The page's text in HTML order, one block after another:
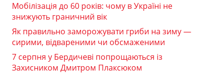
Мобілізація до 60 років: чому в Україні не
знижують граничний вік
Як правильно заморожувати гриби на зиму —
сирими, відвареними чи обсмаженими
7 серпня у Бердичеві попрощаються із
Захисником Дмитром Плаксюком